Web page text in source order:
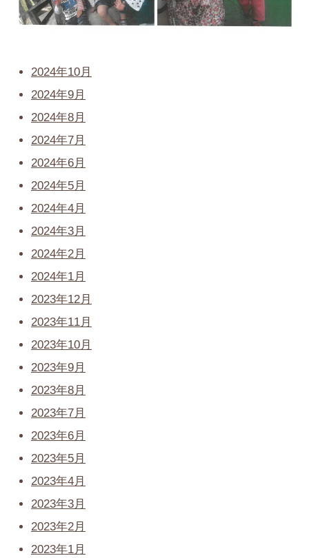
2024年10月
2024年9月
2024年8月
2024年7月
2024年6月
2024年5月
2024年4月
2024年3月
2024年2月
2024年1月
2023年12月
2023年11月
2023年10月
2023年9月
2023年8月
2023年7月
2023年6月
2023年5月
2023年4月
2023年3月
2023年2月
2023年1月